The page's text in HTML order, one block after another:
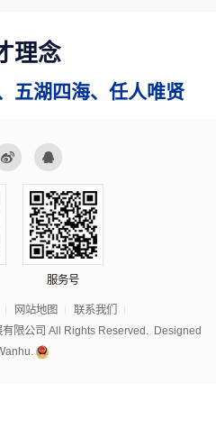
理念
五湖四海、任人唯贤
服务号
网站地图
联系我们
限公司 All Rights Reserved.
Designed